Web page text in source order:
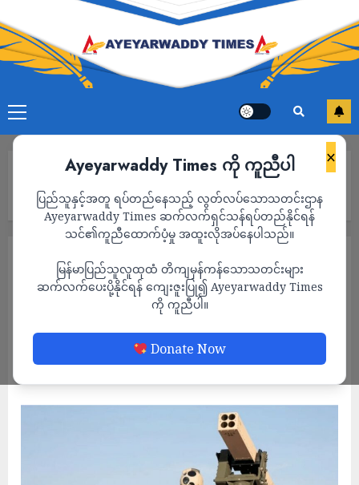
×
Ayeyarwaddy Times ကို ကူညီပါ
ပြည်သူနှင့်အတူ ရပ်တည်နေသည့် လွတ်လပ်သောသတင်းဌာန
Ayeyarwaddy Times ဆက်လက်ရှင်သန်ရပ်တည်နိုင်ရန်
သင်၏ကူညီထောက်ပံ့မှု အထူးလိုအပ်နေပါသည်။
မြန်မာပြည်သူလူထုထံ တိကျမှန်ကန်သောသတင်းများ
ဆက်လက်ပေးပို့နိုင်ရန် ကျေးဇူးပြု၍ Ayeyarwaddy Times
ကို ကူညီပါ။
Donate Now
စစ်ရေးအကူအညီ ထပ်ပေးမယ်
နိုင်ငံတကာ
အမေရိကန်က ယူကရိန်းသို့ ဒေါ်လာ ၁ ဒသမ ၃
ဘီလီယံတန်ကြေးရှိ စစ်ရေးအကူအညီ ထပ်ပေး
မယ်
ADMIN JULY 19, 2023